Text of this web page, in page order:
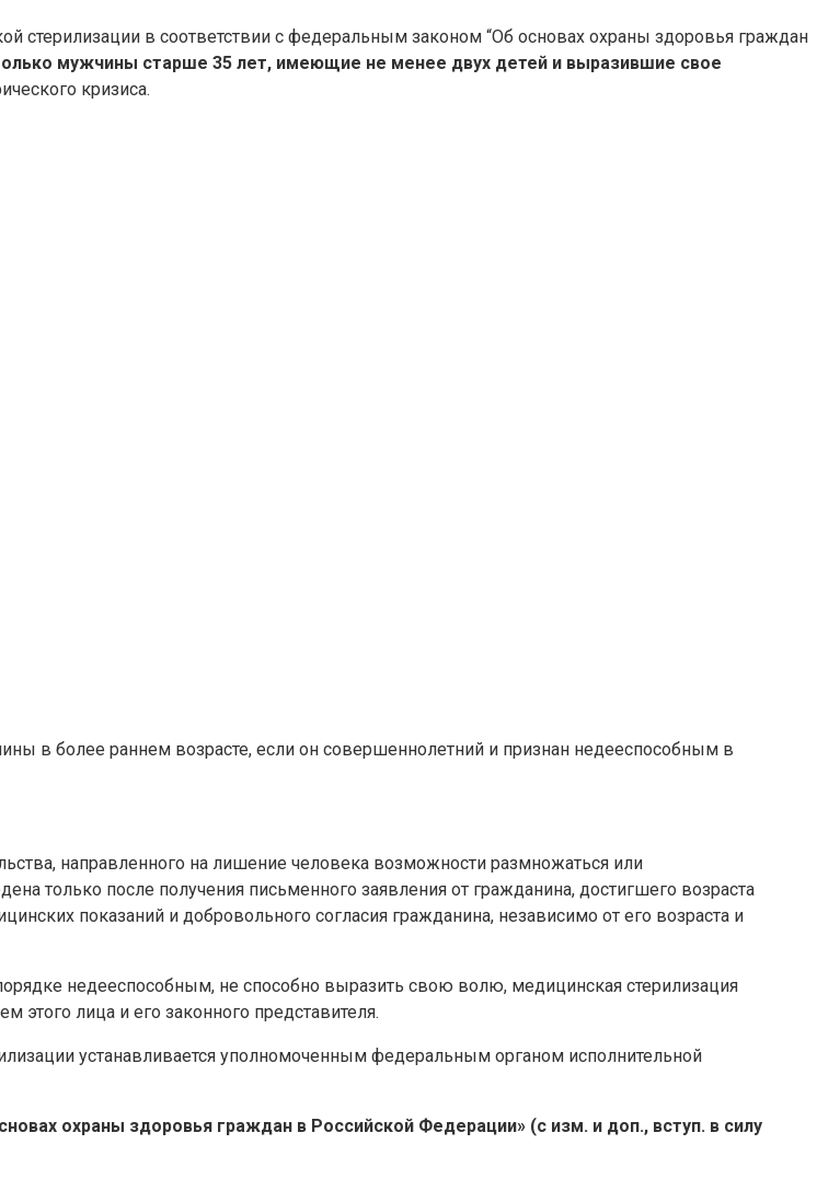
стерилизации в соответствии с федеральным законом “Об основах охраны здоровья граждан
мужчины старше 35 лет, имеющие не менее двух детей и выразившие свое
кризиса.
в более раннем возрасте, если он совершеннолетний и признан недееспособным в
направленного на лишение человека возможности размножаться или
только после получения письменного заявления от гражданина, достигшего возраста
показаний и добровольного согласия гражданина, независимо от его возраста и
недееспособным, не способно выразить свою волю, медицинская стерилизация
лица и его законного представителя.
устанавливается уполномоченным федеральным органом исполнительной
охраны здоровья граждан в Российской Федерации» (с изм. и доп., вступ. в силу